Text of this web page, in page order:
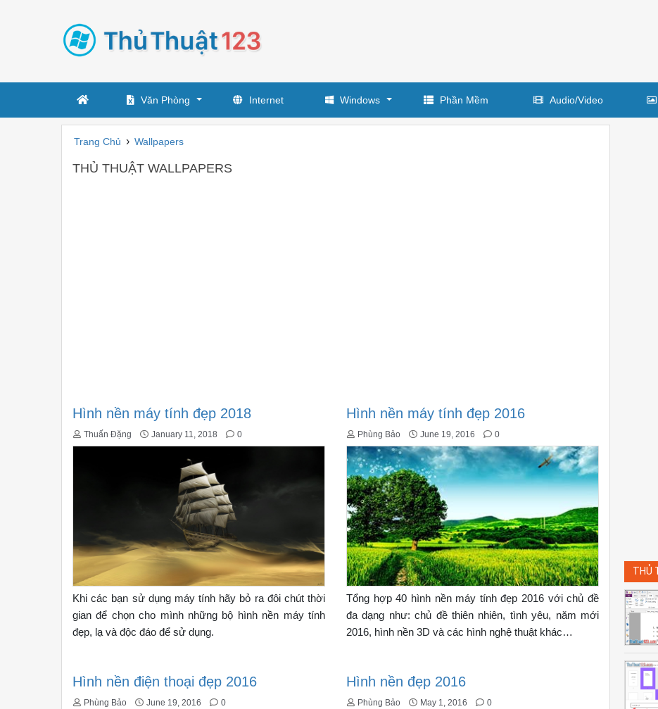
Văn Phòng Internet Windows Phần Mềm Audio/Video
Trang Chủ › Wallpapers
THỦ THUẬT WALLPAPERS
Hình nền máy tính đẹp 2018
Thuấn Đặng January 11, 2018 0
Khi các bạn sử dụng máy tính hãy bỏ ra đôi chút thời
gian để chọn cho mình những bộ hình nền máy tính
đẹp, lạ và độc đáo để sử dụng.
Hình nền máy tính đẹp 2016
Phùng Bảo June 19, 2016 0
Tổng hợp 40 hình nền máy tính đẹp 2016 với chủ đề
đa dạng như: chủ đề thiên nhiên, tình yêu, năm mới
2016, hình nền 3D và các hình nghệ thuật khác…
Hình nền điện thoại đẹp 2016
Phùng Bảo June 19, 2016 0
Hình nền đẹp 2016
Phùng Bảo May 1, 2016 0
THỦ